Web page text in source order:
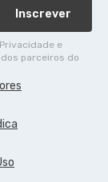
Inscrever
e
parceiros do